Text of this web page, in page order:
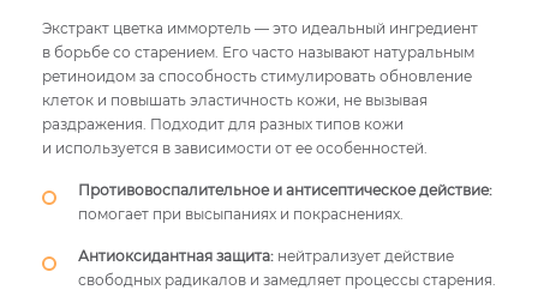
Экстракт цветка иммортель — это идеальный ингредиент
в борьбе со старением. Его часто называют натуральным
ретиноидом за способность стимулировать обновление
клеток и повышать эластичность кожи, не вызывая
раздражения. Подходит для разных типов кожи
и используется в зависимости от ее особенностей.
Противовоспалительное и антисептическое действие:
помогает при высыпаниях и покраснениях.
Антиоксидантная защита: нейтрализует действие
свободных радикалов и замедляет процессы старения.